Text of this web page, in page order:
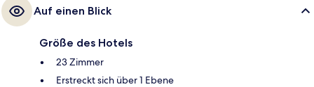
Auf einen Blick
Größe des Hotels
23 Zimmer
Erstreckt sich über 1 Ebene